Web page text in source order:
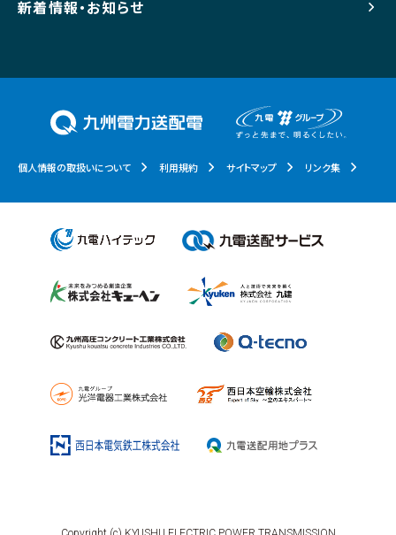
新着情報・お知らせ
個人情報の取扱いについて 利用規約 サイトマップ リンク集